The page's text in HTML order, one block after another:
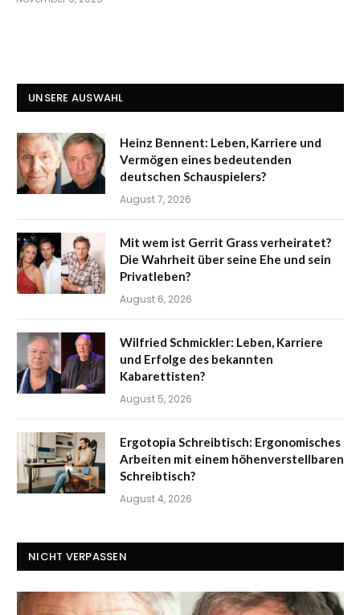
UNSERE AUSWAHL
Heinz Bennent: Leben, Karriere und
Vermögen eines bedeutenden
deutschen Schauspielers?
August 7, 2026
Mit wem ist Gerrit Grass verheiratet?
Die Wahrheit über seine Ehe und sein
Privatleben?
August 6, 2026
Wilfried Schmickler: Leben, Karriere
und Erfolge des bekannten
Kabarettisten?
August 5, 2026
Ergotopia Schreibtisch: Ergonomisches
Arbeiten mit einem höhenverstellbaren
Schreibtisch?
August 4, 2026
NICHT VERPASSEN